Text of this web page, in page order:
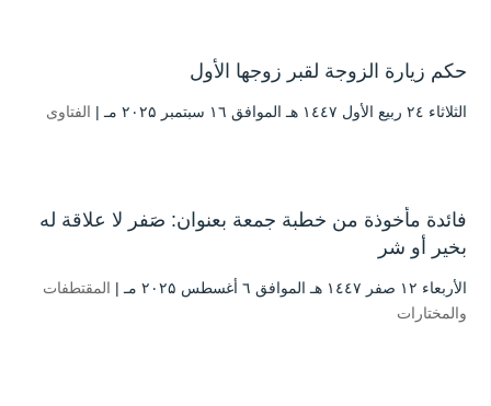
حكم زيارة الزوجة لقبر زوجها الأول
الثلاثاء ۲٤ ربيع الأول ۱٤٤۷ هـ الموافق ۱٦ سبتمبر ۲۰۲۵ مـ | الفتاوى
فائدة مأخوذة من خطبة جمعة بعنوان: صَفر لا علاقة له
بخير أو شر
الأربعاء ۱۲ صفر ۱٤٤۷ هـ الموافق ٦ أغسطس ۲۰۲۵ مـ |
المقتطفات
والمختارات